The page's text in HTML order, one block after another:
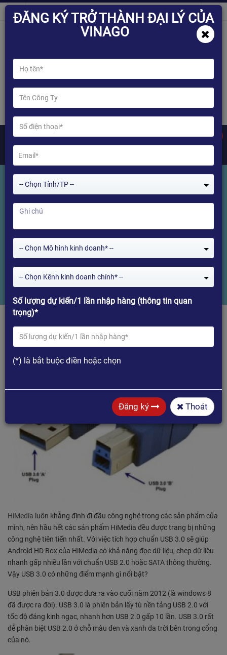
USB 3.0 Chuẩn Kết Nối Siêu Nhanh
(SuperSpeed USB) Trên Sản Phẩm
HiMedia
Home
Phẩm HiMedia
HiMedia luôn khẳng định đi đầu công nghệ trong các sản phẩm của
mình, nên hầu hết các sản phẩm HiMedia đều được trang bị những
công nghệ tiên tiến nhất. Với việc tích hợp chuẩn USB 3.0 sẽ giúp
Android HD Box của HiMedia có khả năng đọc dữ liệu, chep dữ liệu
nhanh gấp nhiều lần với chuẩn USB 2.0 hoặc SATA thông thường.
Vậy USB 3.0 có những điểm mạnh gì nổi bật?
USB phiên bản 3.0 được đưa ra vào cuối năm 2012 (là windows 8
đã được ra đời). USB 3.0 là phiên bản lấy tù nền tảng USB 2.0 với
tốc độ đáng kinh ngạc, nhanh hơn USB 2.0 gấp 10 lần. USB 3.0 rất
dễ phân biệt USB 2.0 ở chỗ màu đen và xanh da trời bên trong cổng
của nó.
ĐĂNG KÝ TRỞ THÀNH ĐẠI LÝ CỦA
VINAGO
-- Chọn Tỉnh/TP --
-- Chọn Mô hình kinh doanh* --
-- Chọn Kênh kinh doanh chính* --
Số lượng dự kiến/1 lần nhập hàng (thông tin quan
trọng)*
(*) là bắt buộc điền hoặc chọn
Đăng ký Thoát